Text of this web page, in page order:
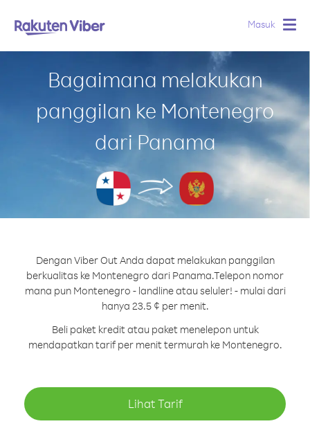
Masuk
Bagaimana melakukan
panggilan ke Montenegro
dari Panama
Dengan Viber Out Anda dapat melakukan panggilan
berkualitas ke Montenegro dari Panama.Telepon nomor
mana pun Montenegro - landline atau seluler! - mulai dari
hanya 23.5 ¢ per menit.
Beli paket kredit atau paket menelepon untuk
mendapatkan tarif per menit termurah ke Montenegro.
Lihat Tarif